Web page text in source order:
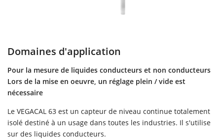
Domaines d'application
Pour la mesure de liquides conducteurs et non conducteurs
Lors de la mise en oeuvre, un réglage plein / vide est
nécessaire
Le VEGACAL 63 est un capteur de niveau continue totalement
isolé destiné à un usage dans toutes les industries. Il s'utilise
sur des liquides conducteurs.